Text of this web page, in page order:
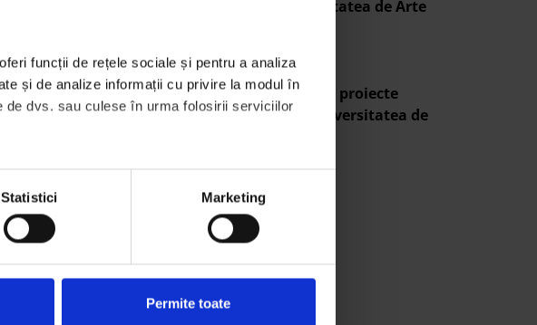
funcții de rețele sociale și pentru a analiza
și de analize informații cu privire la modul în
dvs. sau culese în urma folosirii serviciilor
Statistici Marketing
Permite toate
speciale Trash Art de la Universitatea de Arte
Arta eco prin ochii studenților: 3 proiecte
semifinaliste Trash Art de la Universitatea de
CATEGORII
Design(3)
Let's Do It(51)
(2)